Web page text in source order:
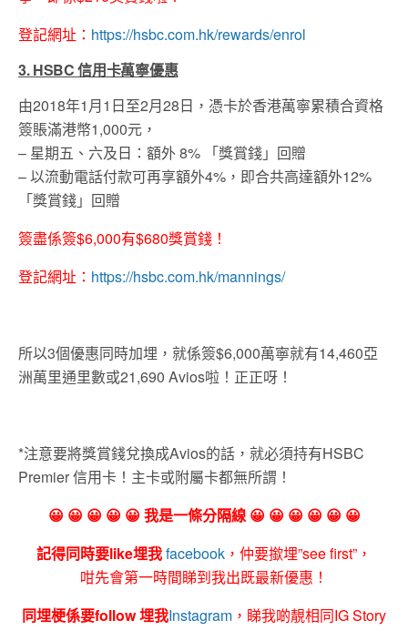
登記網址： https://hsbc.com.hk/rewards/enrol
3. HSBC 信用卡萬寧優惠
由2018年1月1日至2月28日，憑卡於香港萬寧累積合資格
簽賬滿港幣1,000元，
– 星期五、六及日：額外 8% 「獎賞錢」回贈
– 以流動電話付款可再享額外4%，即合共高達額外12%
「獎賞錢」回贈
簽盡係簽$6,000有$680獎賞錢！
登記網址： https://hsbc.com.hk/mannings/
所以3個優惠同時加埋，就係簽$6,000萬寧就有14,460亞
洲萬里通里數或21,690 Avios啦！正正呀！
*注意要將獎賞錢兌換成Avios的話，就必須持有HSBC
Premier 信用卡！主卡或附屬卡都無所謂！
😀 😀 😀 😀 😀 我是一條分隔線 😀 😀 😀 😀 😀 😀
記得同時要like埋我facebook ，仲要撳埋”see first”，
咁先會第一時間睇到我出既最新優惠！
同埋梗係要follow 埋我Instagram ，睇我啲靚相同IG Story